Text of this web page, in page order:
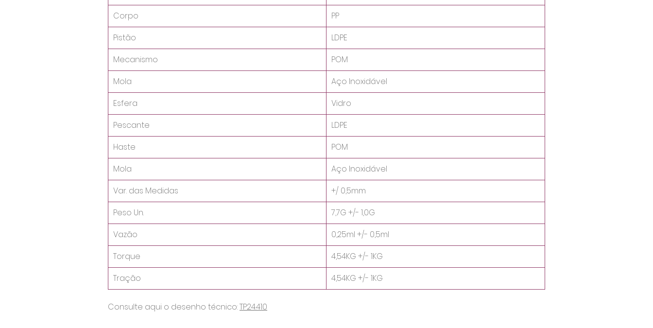
Corpo
PP
Pistão
LDPE
Mecanismo
POM
Mola
Aço Inoxidável
Esfera
Vidro
Pescante
LDPE
Haste
POM
Mola
Aço Inoxidável
Var. das Medidas
+/ 0,5mm
Peso Un.
7,7G +/- 1,0G
Vazão
0,25ml +/- 0,5ml
Torque
4,54KG +/- 1KG
Tração
4,54KG +/- 1KG
Consulte aqui o desenho técnico:TP24.410